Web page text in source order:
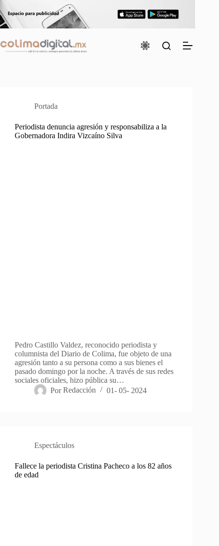
Saltar
al
contenido
Portada
Periodista denuncia agresión y responsabiliza a la
Gobernadora Indira Vizcaíno Silva
Pedro Castillo Valdez, reconocido periodista y
columnista del Diario de Colima, fue objeto de una
agresión tanto a su persona como a sus bienes el
pasado domingo por la noche. A través de sus redes
sociales oficiales, hizo pública su…
Por Redacción 01- 05- 2024
Espectáculos
Fallece la periodista Cristina Pacheco a los 82 años
de edad